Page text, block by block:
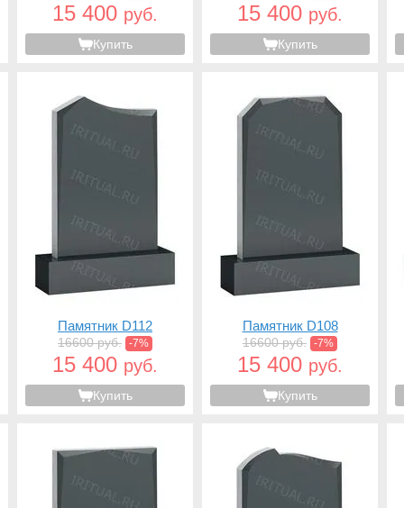
15 400 руб.
Купить
15 400 руб.
Купить
Памятник D112
16600 руб. -7%
15 400 руб.
Купить
Памятник D108
16600 руб. -7%
15 400 руб.
Купить